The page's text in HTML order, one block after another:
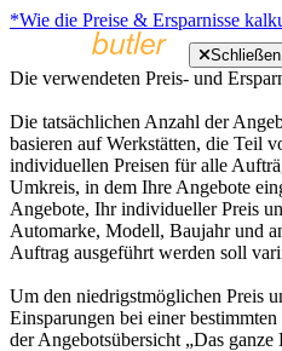
*Wie die Preise & Ersparnisse
Schließen
Die verwendeten Preis- und
Die tatsächlichen Anzahl der
basieren auf Werkstätten, die Teil
individuellen Preisen für alle
Umkreis, in dem Ihre Angebote
Angebote, Ihr individueller Preis
Automarke, Modell, Baujahr und
Auftrag ausgeführt werden soll
Um den niedrigstmöglichen Preis
Einsparungen bei einer
der Angebotsübersicht „Das